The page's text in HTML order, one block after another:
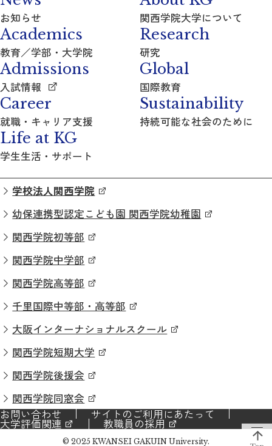
お知らせ 関西学院大学について
Academics
教育／学部・大学院
Research
研究
Admissions
入試情報
Global
国際教育
Career
就職・キャリア支援
Sustainability
持続可能な社会のために
Life at KG
学生生活・サポート
学校法人関西学院
幼保連携型認定こども園 関西学院幼稚園
関西学院初等部
関西学院中学部
関西学院高等部
千里国際中等部・高等部
大阪インターナショナルスクール
関西学院短期大学
関西学院後援会
関西学院同窓会
お問い合わせ
サイトのご利用にあたって
大学評価関連 教職員の採用
© 2025 KWANSEI GAKUIN University.